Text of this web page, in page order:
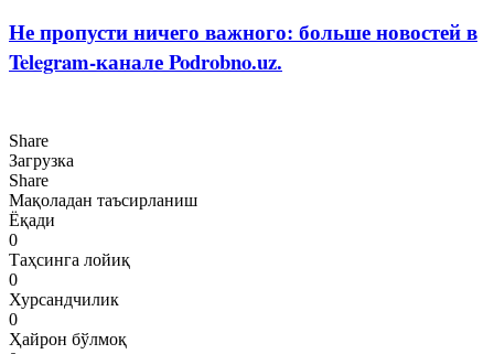
Не пропусти ничего важного: больше новостей в
Telegram-канале Podrobno.uz.
Share
Загрузка
Share
Мақоладан таъсирланиш
Ёқади
0
Таҳсинга лойиқ
0
Хурсандчилик
0
Ҳайрон бўлмоқ